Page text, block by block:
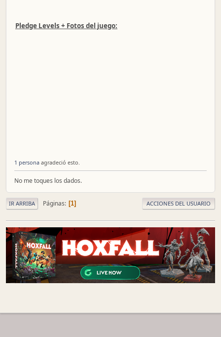
Pledge Levels + Fotos del juego:
1 persona agradeció esto.
No me toques los dados.
IR ARRIBA Páginas 1 ACCIONES DEL USUARIO